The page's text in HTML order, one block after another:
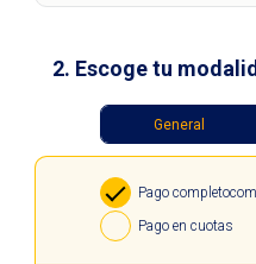
2. Escoge tu
General
Pago completo
Pago en cuotas